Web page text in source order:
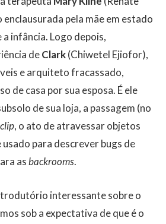
enclausurada pela mãe em estado
infância. Logo depois,
deClark(Chiwetel Ejiofor),
e arquiteto fracassado,
de casa por sua esposa. É ele
de sua loja, a passagem (no
, o ato de atravessar objetos
para descrever bugs de
asbackrooms.
interessante sobre o
sob a expectativa de que é o